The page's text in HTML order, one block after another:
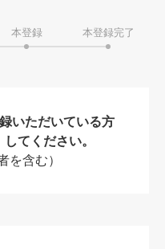
本登録 本登録完了
いただいている方
してください。
を含む）